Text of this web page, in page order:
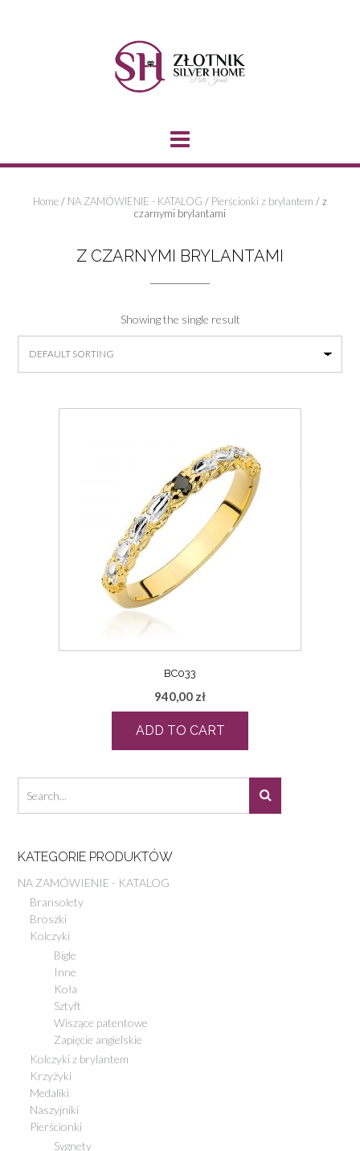
Home/ NA ZAMÓWIENIE - KATALOG / Pierścionki z brylantem / z
czarnymi brylantami
Z CZARNYMI BRYLANTAMI
Showing the single result
BC033
940,00 zł
ADD TO CART
KATEGORIE PRODUKTÓW
NA ZAMÓWIENIE - KATALOG
Bransolety
Broszki
Kolczyki
Bigle
Inne
Koła
Sztyft
Wiszące patentowe
Zapięcie angielskie
Kolczyki z brylantem
Krzyżyki
Medaliki
Naszyjniki
Pierścionki
Sygnety